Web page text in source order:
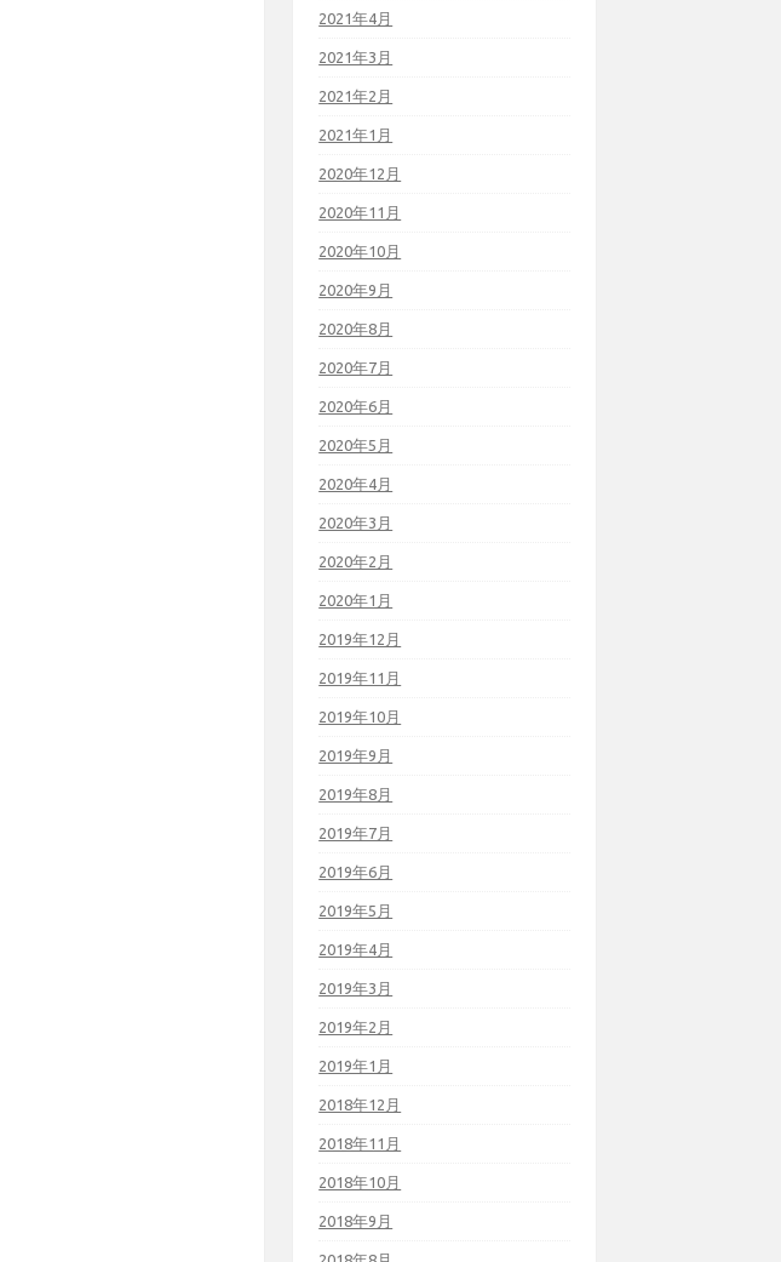
2021年4月
2021年3月
2021年2月
2021年1月
2020年12月
2020年11月
2020年10月
2020年9月
2020年8月
2020年7月
2020年6月
2020年5月
2020年4月
2020年3月
2020年2月
2020年1月
2019年12月
2019年11月
2019年10月
2019年9月
2019年8月
2019年7月
2019年6月
2019年5月
2019年4月
2019年3月
2019年2月
2019年1月
2018年12月
2018年11月
2018年10月
2018年9月